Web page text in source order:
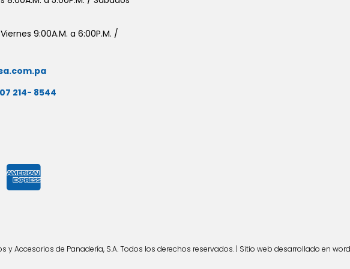
9:00A.M. a 6:00P.M. /
214- 8544
y Accesorios de Panadería, S.A. Todos los derechos reservados. | Sitio web desarrollado en